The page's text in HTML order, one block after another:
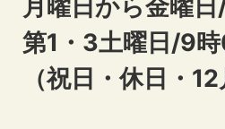
月曜日から金曜
第1・3土曜日/9
（祝日・休日・